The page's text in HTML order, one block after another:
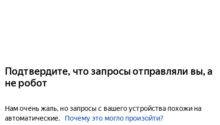
Подтвердите, что запросы отправляли вы, а
не робот
Нам очень жаль, но запросы с вашего устройства похожи на
автоматические.
Почему это могло произойти?